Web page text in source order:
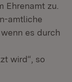
Ehrenamt zu.
amtliche
es durch
wird“, so